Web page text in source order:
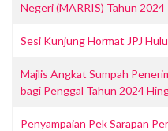
Negeri (MARRIS) Tahun 2024
Sesi Kunjung Hormat JPJ
Majlis Angkat Sumpah
bagi Penggal Tahun 2024
Penyampaian Pek Sarapan